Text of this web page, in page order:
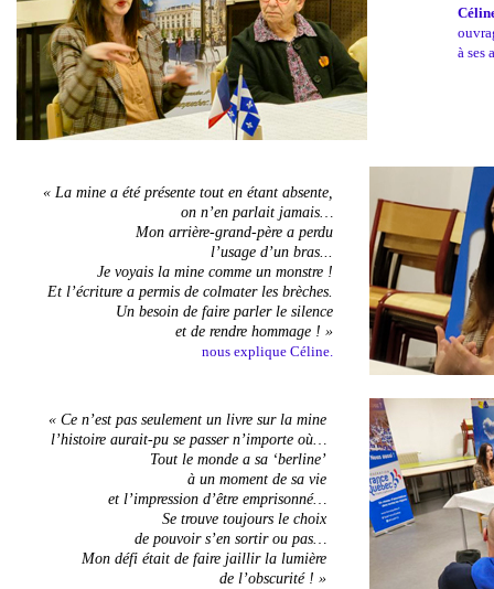
à ses
« La mine a été présente tout en étant absente,
on n’en parlait jamais…
Mon arrière-grand-père a perdu
l’usage d’un bras...
Je voyais la mine comme un monstre !
Et l’écriture a permis de colmater les brèches.
Un besoin de faire parler le silence
et de rendre hommage ! »
nous explique Céline.
« Ce n’est pas seulement un livre sur la mine
l’histoire aurait-pu se passer n’importe où…
Tout le monde a sa ‘berline’
à un moment de sa vie
et l’impression d’être emprisonné…
Se trouve toujours le choix
de pouvoir s’en sortir ou pas…
Mon défi était de faire jaillir la lumière
de l’obscurité ! »